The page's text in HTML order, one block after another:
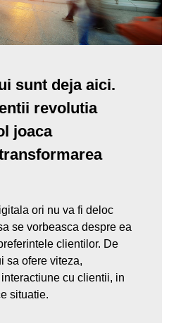
sunt deja aici.
revolutia
joaca
ori nu va fi deloc
se vorbeasca despre ea
clientilor. De
sa ofere viteza,
cu clientii, in
situatie.